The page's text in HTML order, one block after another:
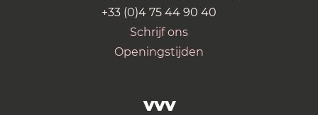
+33 (0)4 75 44 90 40
Schrijf ons
Openingstijden
VVV